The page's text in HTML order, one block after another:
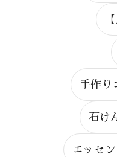
手作り
石け
エッセ